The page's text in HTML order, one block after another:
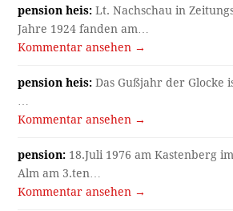
pension heis: Lt. Nachschau in
Jahre 1924 fanden am…
Kommentar ansehen →
pension heis: Das Gußjahr der Glocke
Kommentar ansehen →
pension: 18.Juli 1976 am Kastenberg
Alm am 3.ten…
Kommentar ansehen →